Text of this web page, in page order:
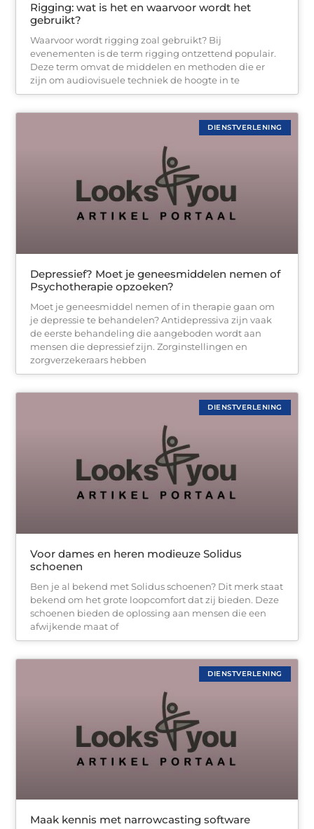
Rigging: wat is het en waarvoor wordt het
gebruikt?
Waarvoor wordt rigging zoal gebruikt? Bij
evenementen is de term rigging ontzettend populair.
Deze term omvat de middelen en methoden die er
zijn om audiovisuele techniek de hoogte in te
DIENSTVERLENING
Depressief? Moet je geneesmiddelen nemen of
Psychotherapie opzoeken?
Moet je geneesmiddel nemen of in therapie gaan om
je depressie te behandelen? Antidepressiva zijn vaak
de eerste behandeling die aangeboden wordt aan
mensen die depressief zijn. Zorginstellingen en
zorgverzekeraars hebben
DIENSTVERLENING
Voor dames en heren modieuze Solidus
schoenen
Ben je al bekend met Solidus schoenen? Dit merk staat
bekend om het grote loopcomfort dat zij bieden. Deze
schoenen bieden de oplossing aan mensen die een
afwijkende maat of
DIENSTVERLENING
Maak kennis met narrowcasting software